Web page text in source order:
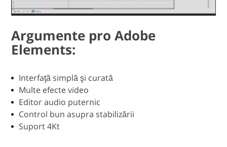
Argumente pro Adobe
Elements:
Interfaţă simplă şi curată
Multe efecte video
Editor audio puternic
Control bun asupra stabilizării
Suport 4Kt